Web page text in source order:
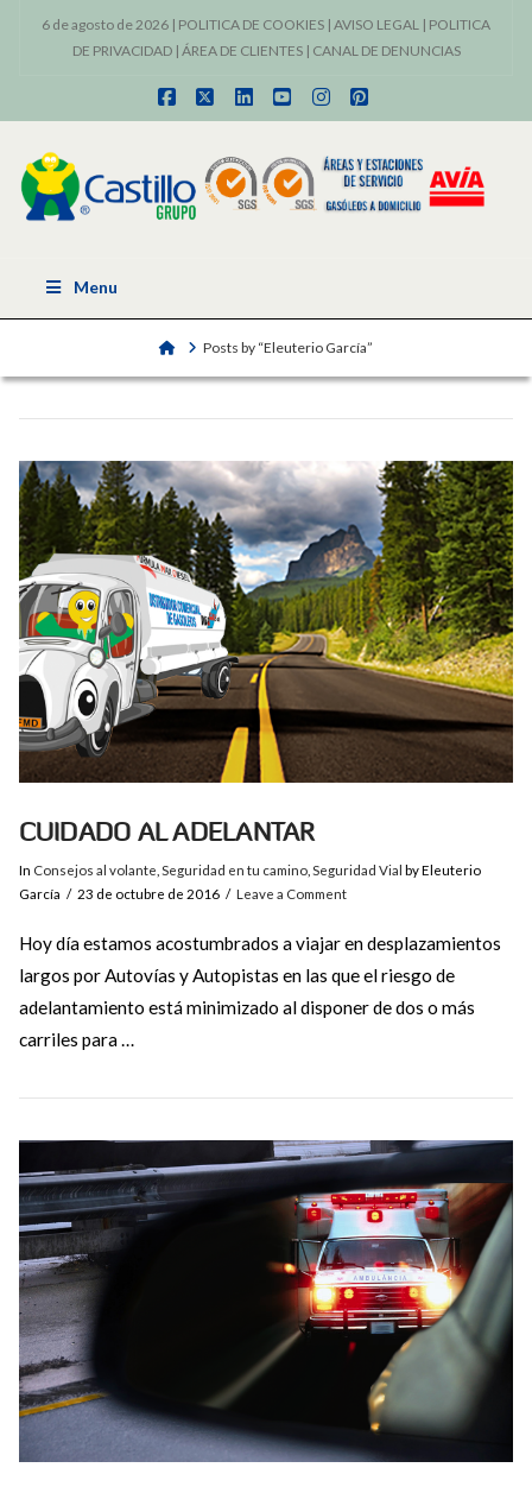
6 de agosto de 2026 | POLITICA DE COOKIES | AVISO LEGAL | POLITICA
DE PRIVACIDAD| ÁREA DE CLIENTES| CANAL DE DENUNCIAS
Facebook
X LinkedInYouTubeInstagram
Pinterest
Menu
HomePosts by “Eleuterio García”
VIEW POST
CUIDADO AL ADELANTAR
In Consejos al volante Seguridad en tu camino, Seguridad Vial
by Eleuterio
García
23 de octubre de 2016 Leave a Comment
Hoy día estamos acostumbrados a viajar en desplazamientos
largos por Autovías y Autopistas en las que el riesgo de
adelantamiento está minimizado al disponer de dos o más
carriles para …